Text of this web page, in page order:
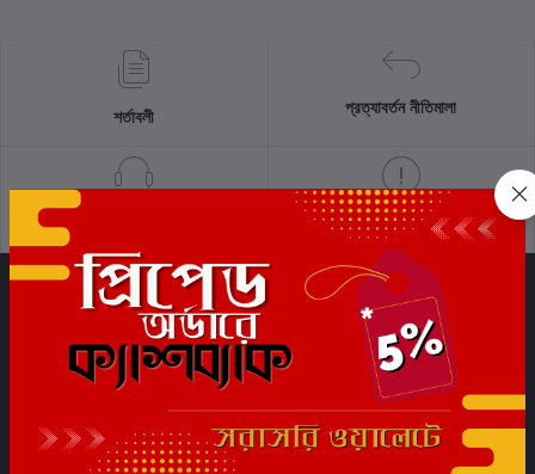
শর্তাবলী প্রত্যাবর্তন নীতিমালা
গোপনীয়তা নীতি
সাবস্ক্রাইব